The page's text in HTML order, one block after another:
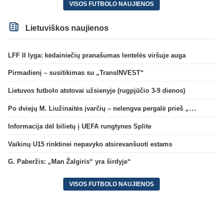
VISOS FUTBOLO NAUJIENOS
Lietuviškos naujienos
LFF II lyga: kėdainiečių pranašumas lentelės viršuje auga
Pirmadienį – susitikimas su „TransINVEST“
Lietuvos futbolo atstovai užsienyje (rugpjūčio 3-9 dienos)
Po dviejų M. Liužinaitės įvarčių – nelengva pergalė prieš „Bangą“
Informacija dėl bilietų į UEFA rungtynes Splite
Vaikinų U15 rinktinei nepavyko atsirevanšuoti estams
G. Paberžis: „Man Žalgiris“ yra širdyje“
VISOS FUTBOLO NAUJIENOS